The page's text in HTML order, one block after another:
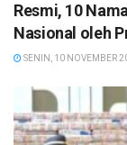
Resmi, 10
Nasional oleh
SENIN, 10 NOVEMBER